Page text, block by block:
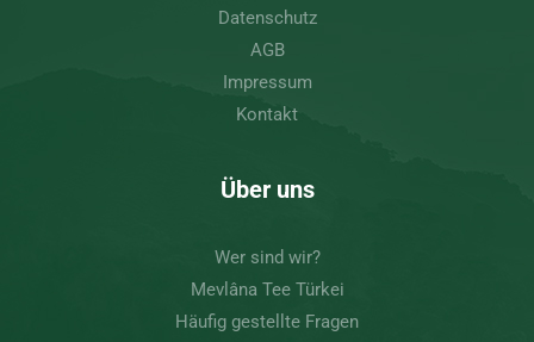
Datenschutz
AGB
Impressum
Kontakt
Über uns
Wer sind wir?
Mevlâna Tee Türkei
Häufig gestellte Fragen